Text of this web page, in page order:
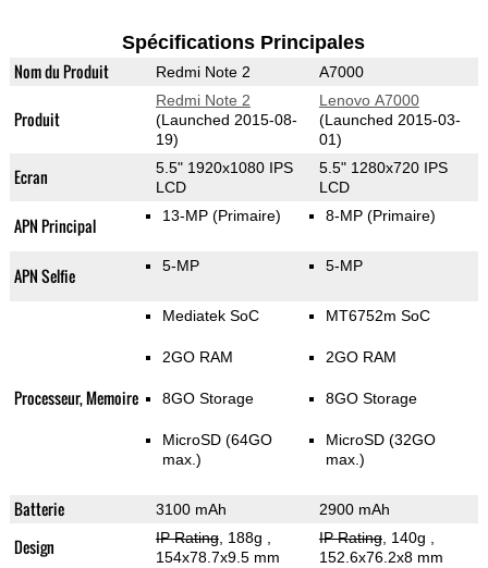
Spécifications Principales
Nom du Produit Redmi Note 2 A7000
Produit
Redmi Note 2
(Launched 2015-08-
19)
Lenovo A7000
(Launched 2015-03-
01)
Ecran
5.5" 1920x1080 IPS
LCD
5.5" 1280x720 IPS
LCD
APN Principal 13-MP (Primaire) 8-MP (Primaire)
APN Selfie 5-MP 5-MP
Processeur, Memoire
Mediatek SoC
2GO RAM
8GO Storage
MicroSD (64GO
max.)
MT6752m SoC
2GO RAM
8GO Storage
MicroSD (32GO
max.)
Batterie 3100 mAh 2900 mAh
Design IP Rating, 188g
154x78.7x9.5 mm
IP Rating, 140g
152.6x76.2x8 mm